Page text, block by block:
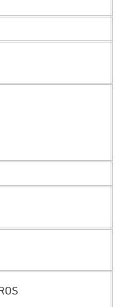
dua jam dari
bertahan hingga 66
petualangan
khawatir dengan
navigasi canggih.